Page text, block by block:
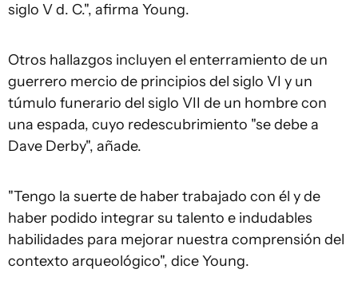
siglo V d. C.", afirma Young.
Otros hallazgos incluyen el enterramiento de un
guerrero mercio de principios del siglo VI y un
túmulo funerario del siglo VII de un hombre con
una espada, cuyo redescubrimiento "se debe a
Dave Derby", añade.
"Tengo la suerte de haber trabajado con él y de
haber podido integrar su talento e indudables
habilidades para mejorar nuestra comprensión del
contexto arqueológico", dice Young.